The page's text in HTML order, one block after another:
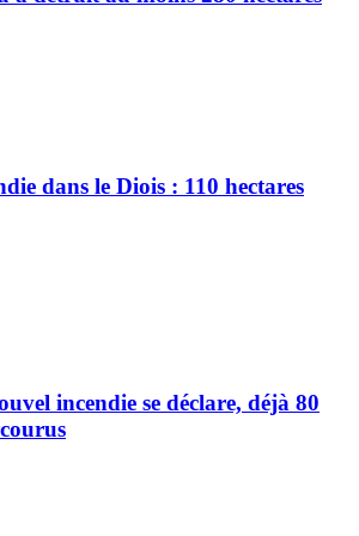
dans le Diois : 110 hectares
incendie se déclare, déjà 80